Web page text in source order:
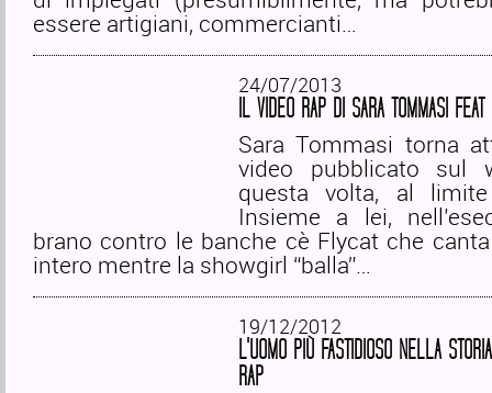
essere artigiani, commercianti…
24/07/2013
IL VIDEO RAP DI SARA TOMMASI FEAT
Sara Tommasi torna
video pubblicato sul
questa volta, al
Insieme a lei,
brano contro le banche cè Flycat che
intero mentre la showgirl “balla”…
19/12/2012
L'UOMO PIÙ FASTIDIOSO NELLA
RAP